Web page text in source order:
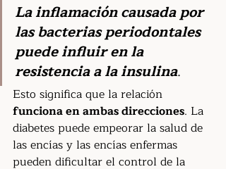
La inflamación causada por
las bacterias periodontales
puede influir en la
resistencia a la insulina.
Esto significa que la relación
funciona en ambas direcciones. La
diabetes puede empeorar la salud de
las encías y las encías enfermas
pueden dificultar el control de la